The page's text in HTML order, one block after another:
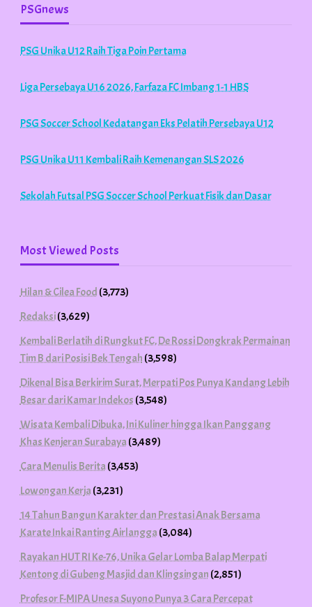
PSGnews
PSG Unika U12 Raih Tiga Poin Pertama
Liga Persebaya U16 2026, Farfaza FC Imbang 1-1 HBS
PSG Soccer School Kedatangan Eks Pelatih Persebaya U12
PSG Unika U11 Kembali Raih Kemenangan SLS 2026
Sekolah Futsal PSG Soccer School Perkuat Fisik dan Dasar
Most Viewed Posts
Hilan & Cilea Food (3,773)
Redaksi(3,629)
Kembali Berlatih di Rungkut FC, De Rossi Dongkrak Permainan
Tim B dari Posisi Bek Tengah (3,598)
Dikenal Bisa Berkirim Surat, Merpati Pos Punya Kandang Lebih
Besar dari Kamar Indekos (3,548)
Wisata Kembali Dibuka, Ini Kuliner hingga Ikan Panggang
Khas Kenjeran Surabaya(3,489)
Cara Menulis Berita(3,453)
Lowongan Kerja(3,231)
14 Tahun Bangun Karakter dan Prestasi Anak Bersama
Karate Inkai Ranting Airlangga(3,084)
Rayakan HUT RI Ke-76, Unika Gelar Lomba Balap Merpati
Kentong di Gubeng Masjid dan Klingsingan (2,851)
Profesor F-MIPA Unesa Suyono Punya 3 Cara Percepat